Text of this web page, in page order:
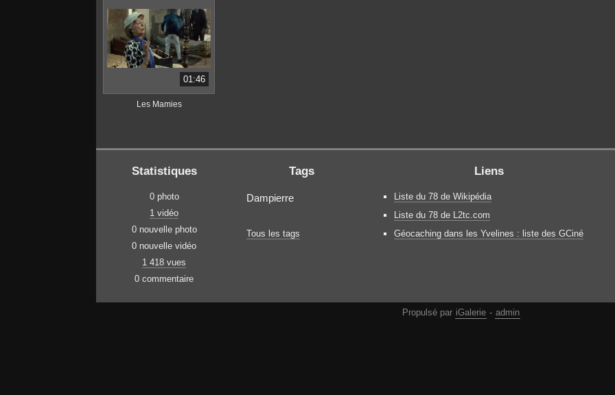
01:46
Les Mamies
Statistiques
0 photo
1 vidéo
0 nouvelle photo
0 nouvelle vidéo
1 418 vues
0 commentaire
Tags
Dampierre
Tous les tags
Liens
Liste du 78 de Wikipédia
Liste du 78 de L2tc.com
Géocaching dans les Yvelines : liste des GCiné
Propulsé par iGalerie - admin